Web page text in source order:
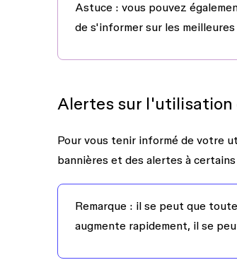
Astuce : vous pouvez
de s'informer sur les
Alertes sur l'utilisation
Pour vous tenir informé de votre
bannières et des alertes à
Remarque : il se peut que
augmente rapidement, il se